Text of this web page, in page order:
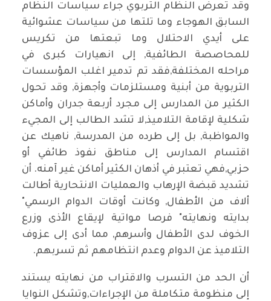
وقد تعرض النظام التربوي جراء سياسات النظام
السابق الهوجاء وما تلتها من سياسات عشوائية
على أيدي الاحتلال وما تبعتها من تكريس
للمحاصصة الطائفية, إلى انهيارات كبرى في
مراحله المختلفة,فقد تم تدمير اغلب المؤسسات
التربوية من أبنية ومستلزمات وأجهزة, وقد تحول
الكثير من المدارس إلى مجرد أربعة جدران وأماكن
شكلية لإقامة التلاميذ,لا تشد الطالب إلى المجيء
والمواظبة, بل إلى طرده من المدرسة, ناهيك عن
اقتسام المدارس إلى مناطق نفوذ طائفي أو
حزبي,فهي تعتبر في أذهان الكثير أماكن غير آمنه. أن
تشديد قبضة الإرهاب والعمليات الانتحارية أطالت
ألاف من الأطفال, وكانت أوقات الدوام الرسمي"
بدايته ونهايته" فرصا مواتية لإيقاع الأذى وزرع
الخوف لدى الأطفال وأسرهم, مما أدى إلى عزوف
التلاميذ عن الدوام وعدم انتظامهم ثم تسربهم.
أن الحد من التسرب والاقتراب من نهايته يستند
إلى منظومة متكاملة من الإجراءات,وتشكل النوايا